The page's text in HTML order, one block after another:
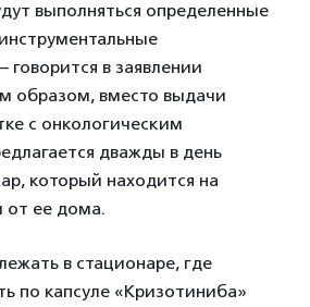
выполняться определенные
говорится в заявлении
образом, вместо выдачи
с онкологическим
дважды в день
который находится на
от ее дома.
в стационаре, где
по капсуле «Кризотиниба»